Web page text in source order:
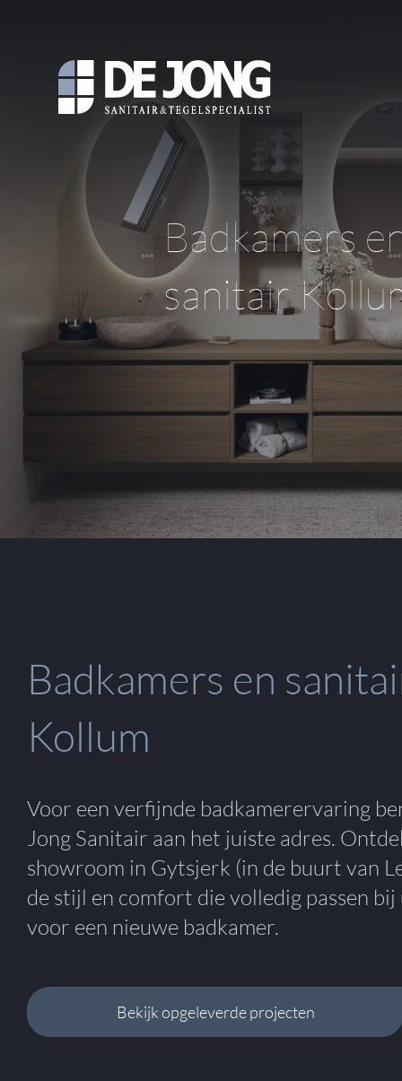
Badkamers
sanitair
Badkamers en
Kollum
Voor een verfijnde badkamerervaring
Jong Sanitair aan het juiste adres.
showroom in Gytsjerk (in de buurt van
de stijl en comfort die volledig passen bij
voor een nieuwe badkamer.
Bekijk opgeleverde projecten